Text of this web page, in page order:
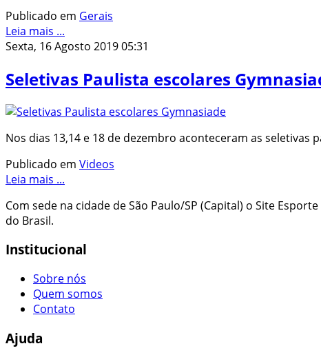
Publicado em Gerais
Leia mais ...
Sexta, 16 Agosto 2019 05:31
Seletivas Paulista escolares
Nos dias 13,14 e 18 de dezembro aconteceram as seletivas
Publicado em Videos
Leia mais ...
Com sede na cidade de São Paulo/SP (Capital) o Site
do Brasil.
Institucional
Sobre nós
Quem somos
Contato
Ajuda